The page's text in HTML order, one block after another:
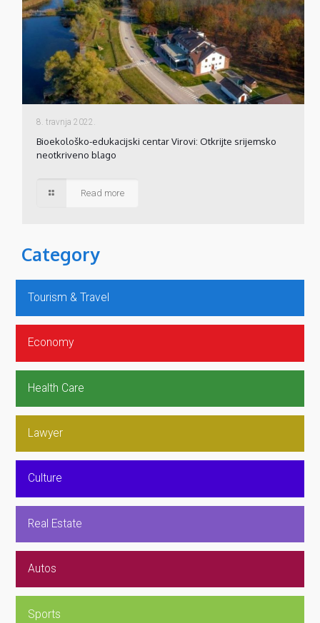
8. travnja 2022.
Bioekološko-edukacijski centar Virovi: Otkrijte srijemsko
neotkriveno blago
Read more
Category
Tourism & Travel
Economy
Health Care
Lawyer
Culture
Real Estate
Autos
Sports